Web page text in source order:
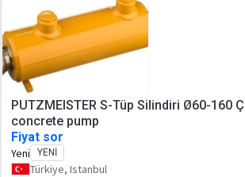
PUTZMEISTER S-Tüp Silindiri Ø60-160
concrete pump
Fiyat sor
Yeni YENI
Türkiye, Istanbul